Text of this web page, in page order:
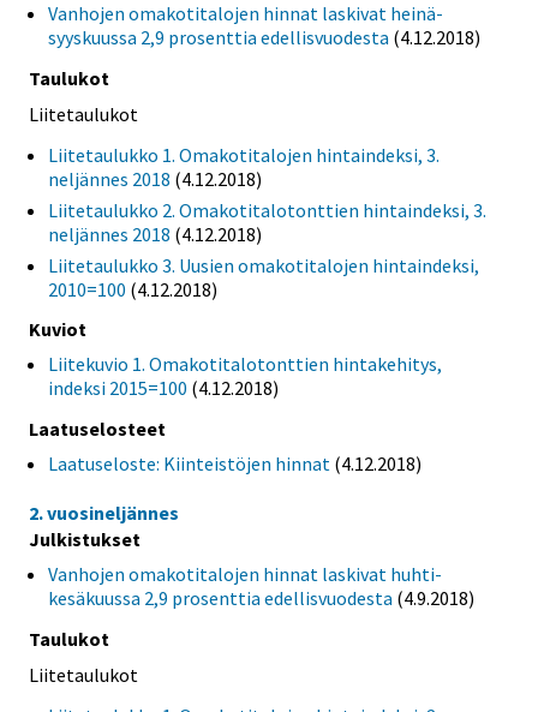
Vanhojen omakotitalojen hinnat laskivat heinä-
syyskuussa 2,9 prosenttia edellisvuodesta (4.12.2018)
Taulukot
Liitetaulukot
Liitetaulukko 1. Omakotitalojen hintaindeksi, 3.
neljännes 2018 (4.12.2018)
Liitetaulukko 2. Omakotitalotonttien hintaindeksi, 3.
neljännes 2018 (4.12.2018)
Liitetaulukko 3. Uusien omakotitalojen hintaindeksi,
2010=100 (4.12.2018)
Kuviot
Liitekuvio 1. Omakotitalotonttien hintakehitys,
indeksi 2015=100 (4.12.2018)
Laatuselosteet
Laatuseloste: Kiinteistöjen hinnat (4.12.2018)
2. vuosineljännes
Julkistukset
Vanhojen omakotitalojen hinnat laskivat huhti-
kesäkuussa 2,9 prosenttia edellisvuodesta (4.9.2018)
Taulukot
Liitetaulukot